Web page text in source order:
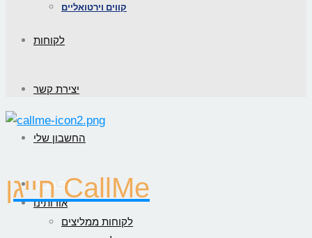
קווים וירטואליים
לקוחות
יצירת קשר
החשבון שלי
דף הבית
אודותינו
לקוחות ממליצים
חייגן CallMe